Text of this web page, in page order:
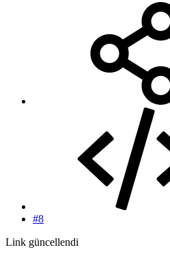
#8
Link güncellendi